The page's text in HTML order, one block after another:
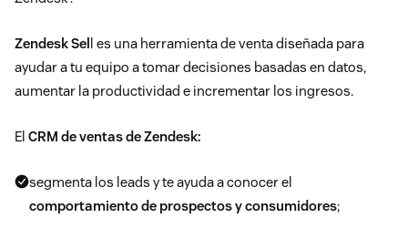
Zendesk Sel l es una herramienta de venta diseñada para
ayudar a tu equipo a tomar decisiones basadas en datos,
aumentar la productividad e incrementar los ingresos.
El CRM de ventas de Zendesk:
segmenta los leads y te ayuda a conocer el
comportamiento de prospectos y consumidores;